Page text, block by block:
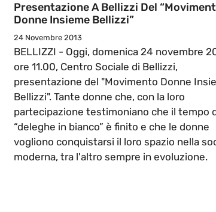
Presentazione A Bellizzi Del
Donne Insieme Bellizzi”
24 Novembre 2013
BELLIZZI - Oggi, domenica 24 novembre
ore 11.00, Centro Sociale di Bellizzi,
presentazione del "Movimento Donne
Bellizzi". Tante donne che, con la loro
partecipazione testimoniano che il tempo
“deleghe in bianco” è finito e che le donne
vogliono conquistarsi il loro spazio nella
moderna, tra l'altro sempre in evoluzione.